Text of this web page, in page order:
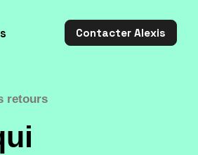
Contacter Alexis
retours